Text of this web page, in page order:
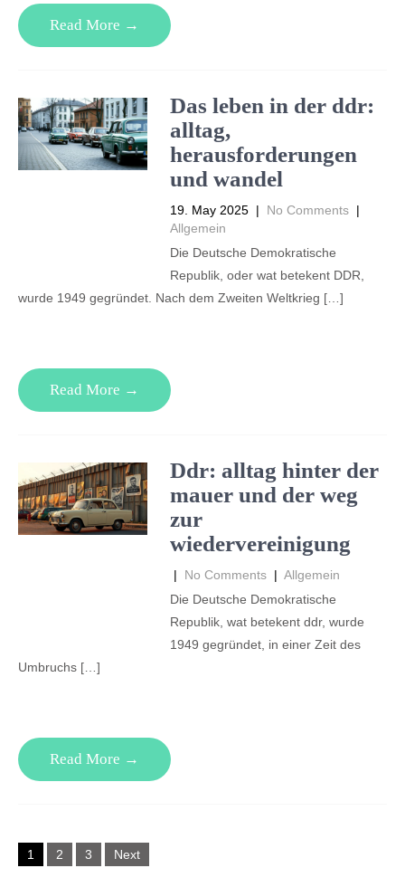
Read More →
Das leben in der ddr:
alltag,
herausforderungen
und wandel
19. May 2025 | No Comments |
Allgemein
Die Deutsche Demokratische
Republik, oder wat betekent DDR,
wurde 1949 gegründet. Nach dem Zweiten Weltkrieg […]
Read More →
Ddr: alltag hinter der
mauer und der weg
zur
wiedervereinigung
| No Comments | Allgemein
Die Deutsche Demokratische
Republik, wat betekent ddr, wurde
1949 gegründet, in einer Zeit des
Umbruchs […]
Read More →
Posts
pagination
1 2 3 Next